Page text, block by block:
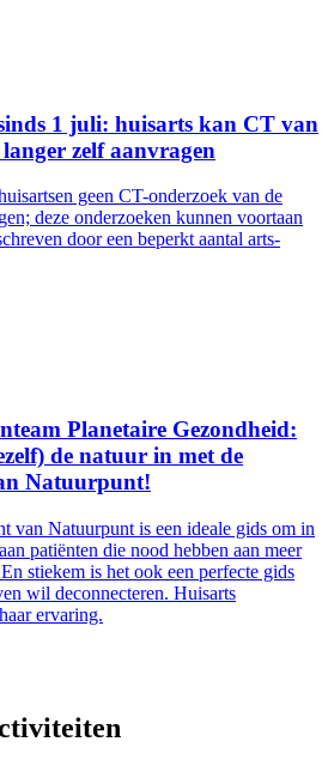
1 juli: huisarts kan CT van
zelf aanvragen
geen CT-onderzoek van de
deze onderzoeken kunnen voortaan
door een beperkt aantal arts-
Planetaire Gezondheid:
de natuur in met de
Natuurpunt!
van Natuurpunt is een ideale gids om in
patiënten die nood hebben aan meer
stiekem is het ook een perfecte gids
wil deconnecteren. Huisarts
ervaring.